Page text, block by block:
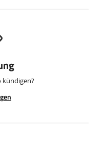
kündigen?